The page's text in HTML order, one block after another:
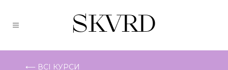
⟵ ВСІ КУРСИ